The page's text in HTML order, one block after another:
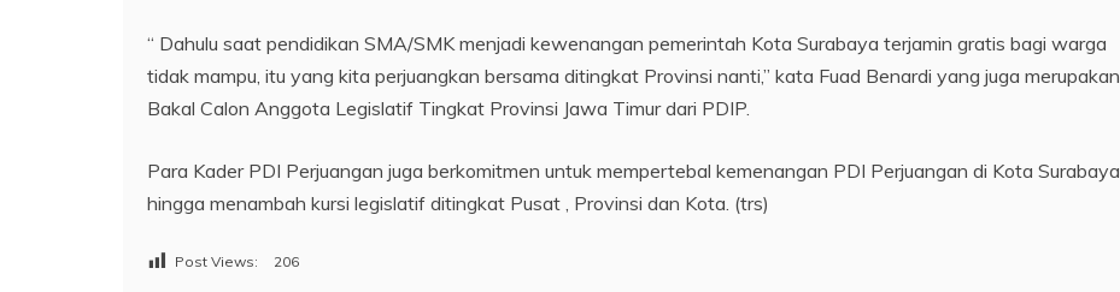
“ Dahulu saat pendidikan SMA/SMK menjadi kewenangan pemerintah Kota Surabaya terjamin gratis bagi warga
tidak mampu, itu yang kita perjuangkan bersama ditingkat Provinsi nanti,” kata Fuad Benardi yang juga merupakan
Bakal Calon Anggota Legislatif Tingkat Provinsi Jawa Timur dari PDIP.
Para Kader PDI Perjuangan juga berkomitmen untuk mempertebal kemenangan PDI Perjuangan di Kota Surabaya
hingga menambah kursi legislatif ditingkat Pusat , Provinsi dan Kota. (trs)
Post Views: 206